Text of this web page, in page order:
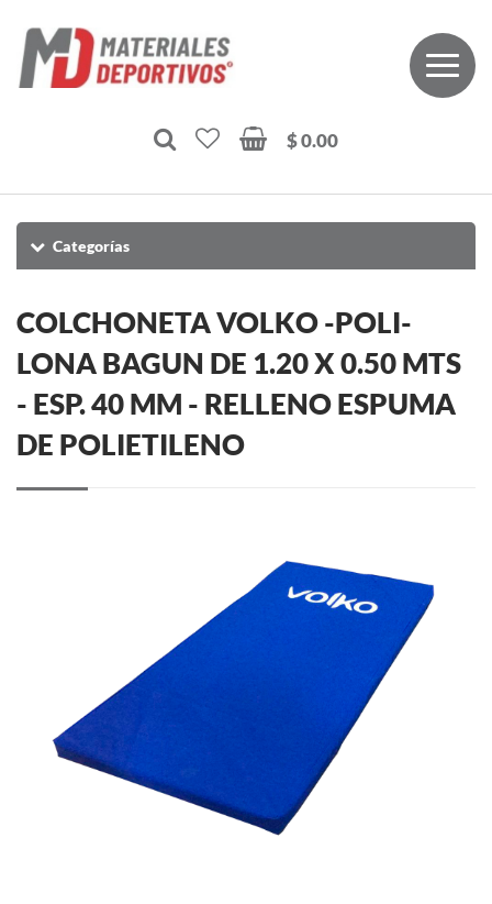
$ 0.00
Categorías
COLCHONETA VOLKO -POLI-
LONA BAGUN DE 1.20 X 0.50 MTS
- ESP. 40 MM - RELLENO ESPUMA
DE POLIETILENO